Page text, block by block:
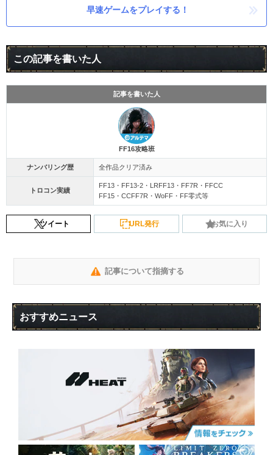
早速ゲームをプレイする！
この記事を書いた人
記事を書いた人
FF16攻略班
ナンバリング歴 全作品クリア済み
トロコン実績
FF13・FF13-2・LRFF13・FF7R・FFCC
FF15・CCFF7R・WoFF・FF零式等
ツイート URL発行 お気に入り
記事について指摘する
おすすめニュース